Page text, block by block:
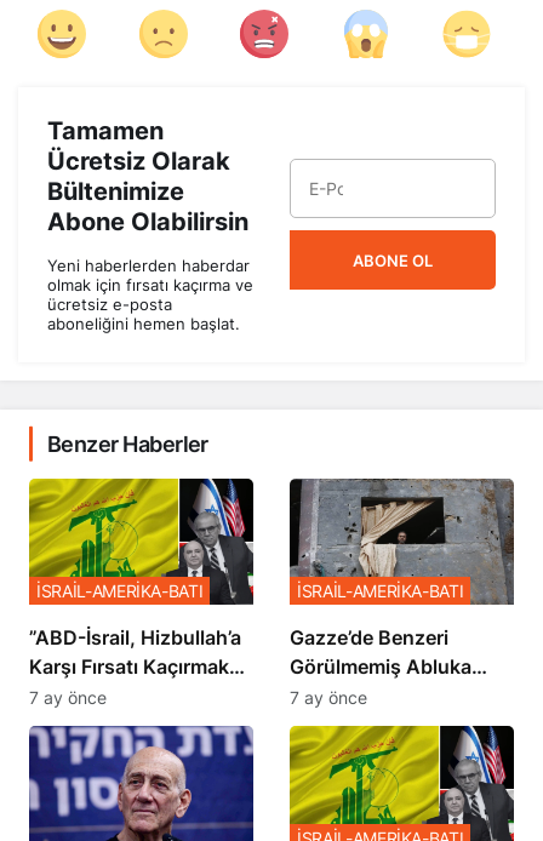
Tamamen
Ücretsiz Olarak
Bültenimize
Abone Olabilirsin
Yeni haberlerden haberdar
olmak için fırsatı kaçırma ve
ücretsiz e-posta
aboneliğini hemen başlat.
ABONE OL
Benzer Haberler
​​​​​​​”ABD-İsrail, Hizbullah’a
Karşı Fırsatı Kaçırmak
İstemiyor”
İSRAİL-AMERİKA-BATI
7 ay önce
​​​​​​​Gazze’de Benzeri
Görülmemiş Abluka
Planı
İSRAİL-AMERİKA-BATI
7 ay önce